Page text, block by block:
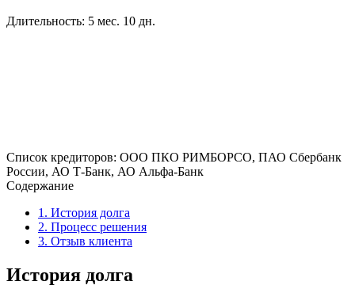
Длительность: 5 мес. 10 дн.
Cписок кредиторов: ООО ПКО РИМБОРСО, ПАО Сбербанк
России, АО Т-Банк, АО Альфа-Банк
Содержание
1. История долга
2. Процесс решения
3. Отзыв клиента
История долга